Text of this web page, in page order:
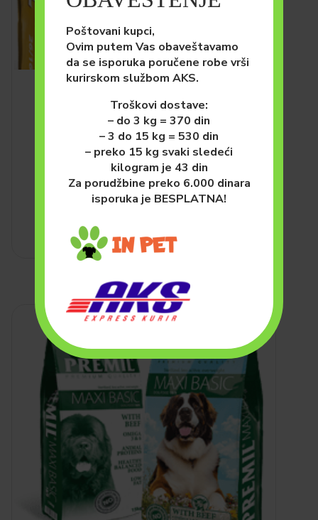
Premil Special 15kg
5,250.00 рсд
DODAJ U KORPU
Poštovani kupci,
Ovim putem Vas obaveštavamo
da se isporuka poručene robe vrši
kurirskom službom AKS.
Troškovi dostave:
– do 3 kg = 370 din
– 3 do 15 kg = 530 din
– preko 15 kg svaki sledeći
kilogram je 43 din
Za porudžbine preko 6.000 dinara
isporuka je BESPLATNA!